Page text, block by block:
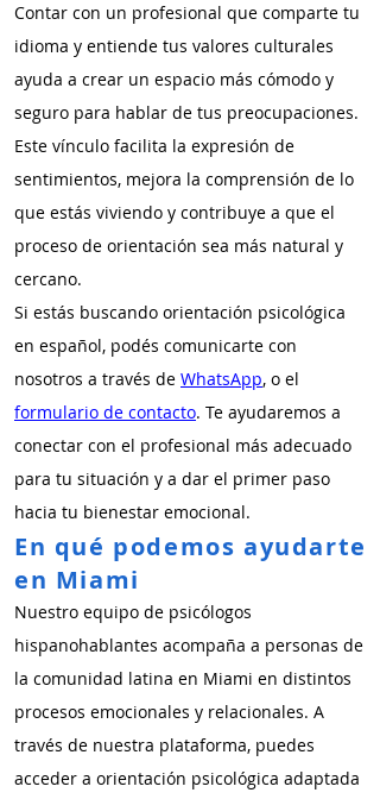
Contar con un profesional que comparte tu
idioma y entiende tus valores culturales
ayuda a crear un espacio más cómodo y
seguro para hablar de tus preocupaciones.
Este vínculo facilita la expresión de
sentimientos, mejora la comprensión de lo
que estás viviendo y contribuye a que el
proceso de orientación sea más natural y
cercano.
Si estás buscando orientación psicológica
en español, podés comunicarte con
nosotros a través de WhatsApp, o el
formulario de contacto. Te ayudaremos a
conectar con el profesional más adecuado
para tu situación y a dar el primer paso
hacia tu bienestar emocional.
En qué podemos ayudarte
en Miami
Nuestro equipo de psicólogos
hispanohablantes acompaña a personas de
la comunidad latina en Miami en distintos
procesos emocionales y relacionales. A
través de nuestra plataforma, puedes
acceder a orientación psicológica adaptada